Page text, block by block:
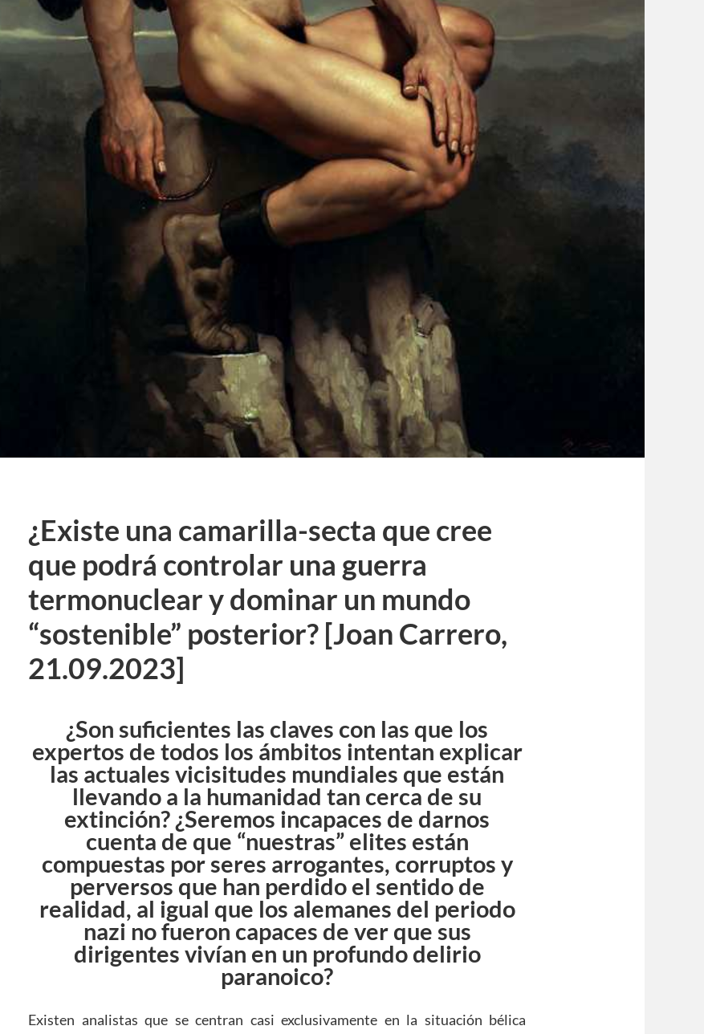
¿Existe una camarilla-secta que cree
que podrá controlar una guerra
termonuclear y dominar un mundo
“sostenible” posterior? [Joan Carrero,
21.09.2023]
¿Son suficientes las claves con las que los
expertos de todos los ámbitos intentan explicar
las actuales vicisitudes mundiales que están
llevando a la humanidad tan cerca de su
extinción? ¿Seremos incapaces de darnos
cuenta de que “nuestras” elites están
compuestas por seres arrogantes, corruptos y
perversos que han perdido el sentido de
realidad, al igual que los alemanes del periodo
nazi no fueron capaces de ver que sus
dirigentes vivían en un profundo delirio
paranoico?
Existen analistas que se centran casi exclusivamente en la situación bélica